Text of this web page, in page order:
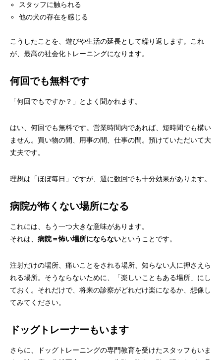
スタッフに触られる
他の犬の存在を感じる
こうしたことを、遊びや生活の延長として繰り返します。これ
が、最高の社会化トレーニングになります。
何回でも無料です
「何回でもですか？」とよく聞かれます。
はい、何回でも無料です。営業時間内であれば、短時間でも構い
ません。買い物の間、用事の間、仕事の間。預けていただいて大
丈夫です。
理想は「ほぼ毎日」ですが、週に数回でも十分効果があります。
病院が怖くない場所になる
これには、もう一つ大きな意味があります。
それは、 病院＝怖い場所にならないということです。
注射だけの場所、痛いことをされる場所、知らない人に押さえら
れる場所。そうならないために、「楽しいこともある場所」にし
ておく。それだけで、将来の診察がどれだけ楽になるか、想像し
てみてください。
ドッグトレーナーもいます
さらに、ドッグトレーニングの専門教育を受けたスタッフもいま